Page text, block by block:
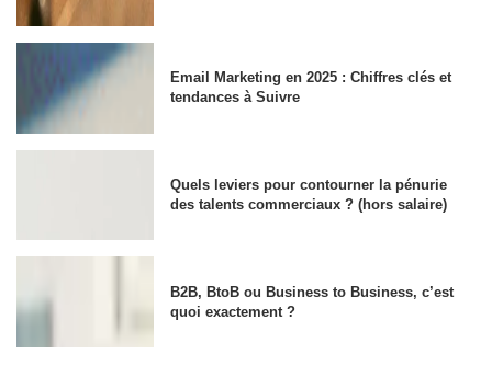
Email Marketing en 2025 : Chiffres clés et
tendances à Suivre
Quels leviers pour contourner la pénurie
des talents commerciaux ? (hors salaire)
B2B, BtoB ou Business to Business, c’est
quoi exactement ?